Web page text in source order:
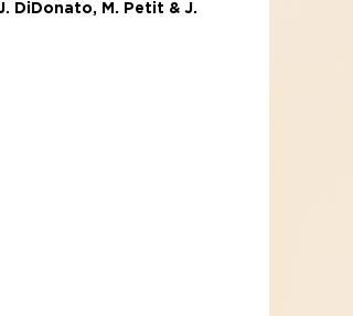
DiDonato, M. Petit & J.